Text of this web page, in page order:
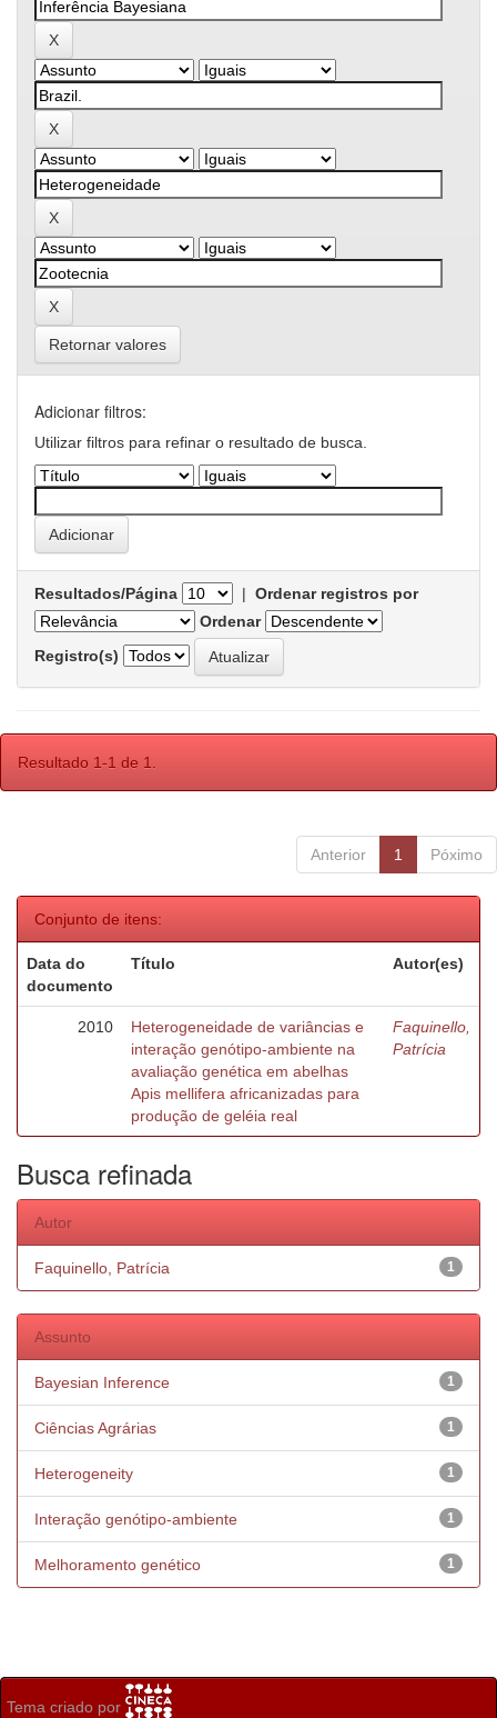
Retornar valores
Adicionar filtros:
Utilizar filtros para refinar o resultado de busca.
Resultados/Página | Ordenar registros por
Ordenar
Registro(s)
Resultado 1-1 de 1.
Anterior 1 Póximo
Conjunto de itens:
Data do
documento
Título Autor(es)
2010
Heterogeneidade de variâncias e
interação genótipo-ambiente na
avaliação genética em abelhas
Apis mellifera africanizadas para
produção de geléia real
Faquinello,
Patrícia
Busca refinada
Autor
1
Faquinello, Patrícia
Assunto
1
Bayesian Inference
1
Ciências Agrárias
1
Heterogeneity
1
Interação genótipo-ambiente
1
Melhoramento genético
Tema criado por